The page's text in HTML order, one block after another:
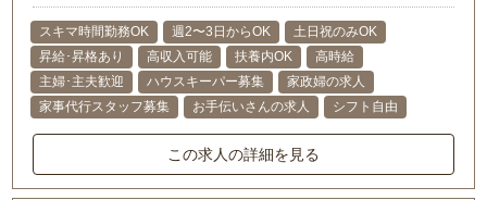
スキマ時間勤務OK 週2〜3日からOK
土日祝のみOK
昇給･昇格あり
高収入可能 扶養内OK
高時給
主婦･主夫歓迎
ハウスキーパー募集
家政婦の求人
家事代行スタッフ募集
お手伝いさんの求人 シフト自由
この求人の詳細を見る